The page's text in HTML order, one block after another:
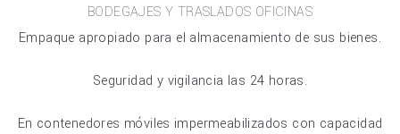
BODEGAJES Y TRASLADOS OFICINAS
Empaque apropiado para el almacenamiento de sus bienes.
Seguridad y vigilancia las 24 horas.
En contenedores móviles impermeabilizados con capacidad